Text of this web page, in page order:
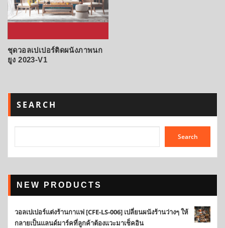
ชุดวอลเปเปอร์ติดผนังภาพนก
ยูง 2023-V1
SEARCH
Search
NEW PRODUCTS
วอลเปเปอร์แต่งร้านกาแฟ [CFE-LS-006] เปลี่ยนผนังร้านว่างๆ ให้
กลายเป็นแลนด์มาร์คที่ลูกค้าต้องแวะมาเช็คอิน